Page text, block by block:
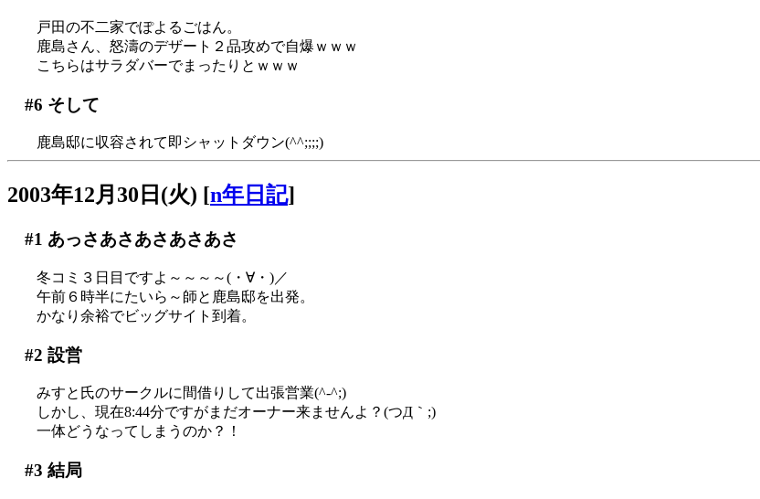
戸田の不二家でぽよるごはん。
鹿島さん、怒濤のデザート２品攻めで自爆ｗｗｗ
こちらはサラダバーでまったりとｗｗｗ
#6 そして
鹿島邸に収容されて即シャットダウン(^^;;;;)
2003年12月30日(火) [n年日記]
#1 あっさあさあさあさあさ
冬コミ３日目ですよ～～～～(・∀・)／
午前６時半にたいら～師と鹿島邸を出発。
かなり余裕でビッグサイト到着。
#2 設営
みすと氏のサークルに間借りして出張営業(^-^;)
しかし、現在8:44分ですがまだオーナー来ませんよ？(つД｀;)
一体どうなってしまうのか？！
#3 結局